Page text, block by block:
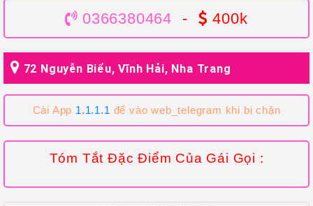
0366380464 - 400k
72 Nguyễn Biểu, Vĩnh Hải, Nha Trang
Cài App 1.1.1.1 để vào web_telegram khi bị chặn
Tóm Tắt Đặc Điểm Của Gái Gọi :